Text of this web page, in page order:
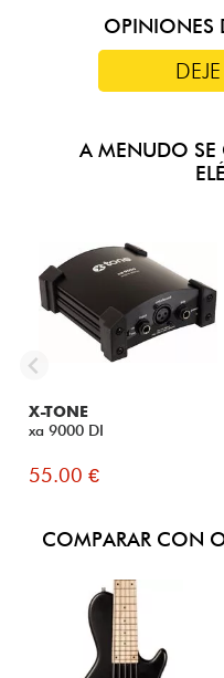
OPINIONES
A MENUDO SE
X-TONE
xa 9000 DI
55.00 €
COMPARAR CON